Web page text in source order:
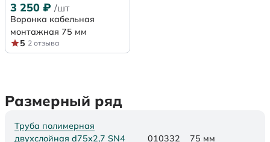
3 250 ₽ /шт
Воронка кабельная
монтажная 75 мм
5 2 отзыва
Размерный ряд
Труба полимерная
двухслойная d75х2,7 SN4
010332 75 мм